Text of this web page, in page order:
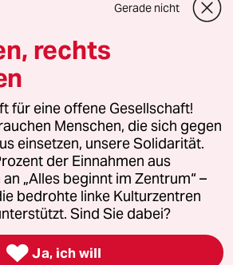
Vertriebs GmbH
rechtlichen Fragen oder für Genehmigungen
lizenzen@taz.de
Kommune-Richtlinien
Datenschutz Impressum AGB
widerrufen (Ads)
Gerade nicht
rechts
für eine offene Gesellschaft!
Menschen, die sich gegen
einsetzen, unsere Solidarität.
der Einnahmen aus
„Alles beginnt im Zentrum“ –
bedrohte linke Kulturzentren
Sind Sie dabei?
 Ja, ich will